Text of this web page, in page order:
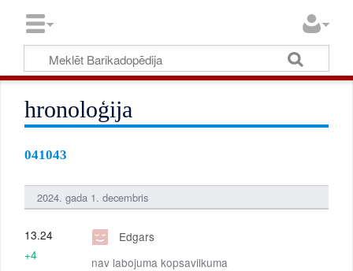
hronoloģija
041043
2024. gada 1. decembris
Edgars
nav labojuma kopsavilkuma
13.24
+4